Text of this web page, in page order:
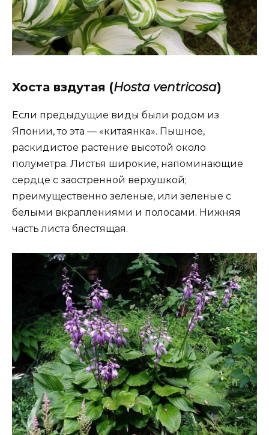
Хоста вздутая (Нosta ventricosa)
Если предыдущие виды были родом из
Японии, то эта — «китаянка». Пышное,
раскидистое растение высотой около
полуметра. Листья широкие, напоминающие
сердце с заостренной верхушкой;
преимущественно зеленые, или зеленые с
белыми вкраплениями и полосами. Нижняя
часть листа блестящая.